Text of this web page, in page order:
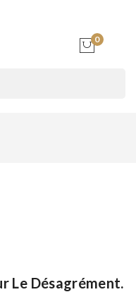
0
Le Désagrément.